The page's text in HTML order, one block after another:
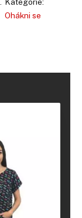
Ohákni se